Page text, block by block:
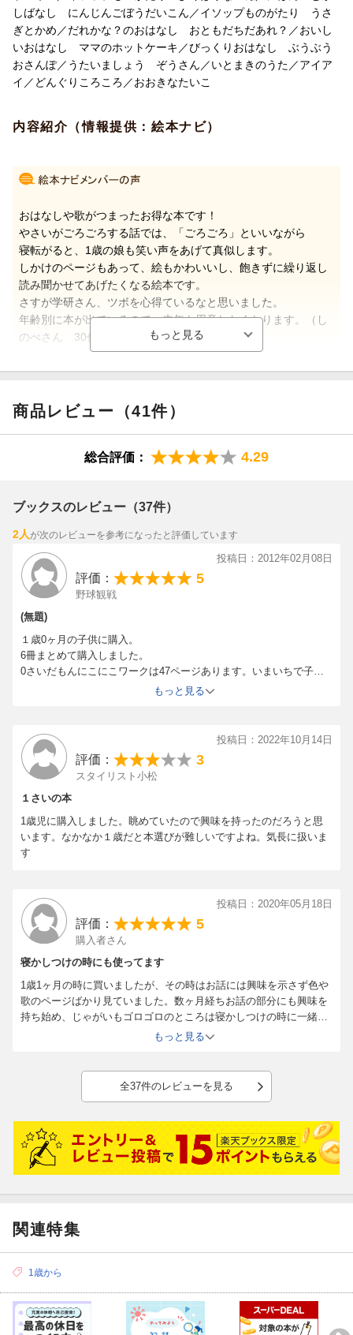
しばなし にんじんごぼうだいこん／イソップものがたり うさ
ぎとかめ／だれかな？のおはなし おともだちだあれ？／おいし
いおはなし ママのホットケーキ／びっくりおはなし ぶうぶう
おさんぽ／うたいましょう ぞうさん／いとまきのうた／アイア
イ／どんぐりころころ／おおきなたいこ
内容紹介（情報提供：絵本ナビ）
おはなしや歌がつまったお得な本です！
やさいがごろごろする話では、「ごろごろ」といいながら
寝転がると、1歳の娘も笑い声をあげて真似します。
しかけのページもあって、絵もかわいいし、飽きずに繰り返し
読み聞かせてあげたくなる絵本です。
さすが学研さん、ツボを心得ているなと思いました。
年齢別に本が出ているので、来年も用意したくなります。（し
のべさん 30代・茨城県 女の子1歳）
商品レビュー（41件）
総合評価： 4.29
ブックスのレビュー（37件）
2人が次のレビューを参考になったと評価しています
投稿日：2012年02月08日
評価： 5
野球観戦
(無題)
１歳0ヶ月の子供に購入。
6冊まとめて購入しました。
0さいだもんにこにこワークは47ページあります。いまいちで子供
は9ページ）
にこにこワークは、厚手の画用紙みたいな素材で絵本という感じで
はない。
0さいだもんおはなししましょは48ページあります。歌やふれあい
遊びなどが載っています。子供はその中で、クマさん2ひきがほっ
ぺをくっつける絵がある所で私に同じようにしてきます。0歳でも1
歳に近い子が読む感じです。
1さいだもんおはなししましょは68ページあります。歌や仕掛け絵
本やうさぎとかめのお話があります。
1さいだもんは64ページあります。歌、色、動物の絵や乗り物の
絵、物の名前など、仕掛けのページも少しあります。
子供は一番この絵本が気に入ってます。
もっと見る
投稿日：2022年10月14日
評価： 3
スタイリスト小松
１さいの本
1歳児に購入しました。眺めていたので興味を持ったのだろうと思
います。なかなか１歳だと本選びが難しいですよね。気長に扱いま
す
投稿日：2020年05月18日
評価： 5
購入者さん
寝かしつけの時にも使ってます
1歳1ヶ月の時に買いましたが、その時はお話には興味を示さず色や
歌のページばかり見ていました。数ヶ月経ちお話の部分にも興味を
持ち始め、じゃがいもゴロゴロのところは寝かしつけの時に一緒に
ゴロゴロしよ～と誘いながら読んでいます。今ではお気に入りの1
もっと見る
全37件のレビューを見る
関連特集
1歳から